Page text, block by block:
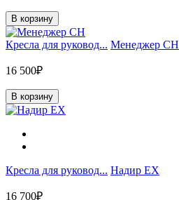
В корзину
Кресла для руковод... Менеджер CH
16 500₽
В корзину
Кресла для руковод... Надир EX
16 700₽